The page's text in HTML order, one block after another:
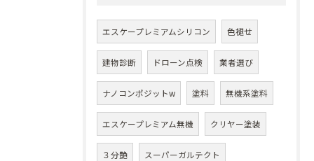
エスケープレミアムシリコン 色褪せ
建物診断 ドローン点検 業者選び
ナノコンポジットw 塗料 無機系塗料
エスケープレミアム無機 クリヤー塗装
３分艶 スーパーガルテクト